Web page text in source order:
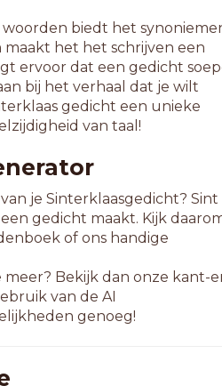
biedt het
het het schrijven een
ervoor dat een gedicht
bij het verhaal dat je wilt
gedicht een unieke
van taal!
je Sinterklaasgedicht? Sint
gedicht maakt. Kijk
of ons handige
meer? Bekijk dan onze kant-
van de AI
genoeg!